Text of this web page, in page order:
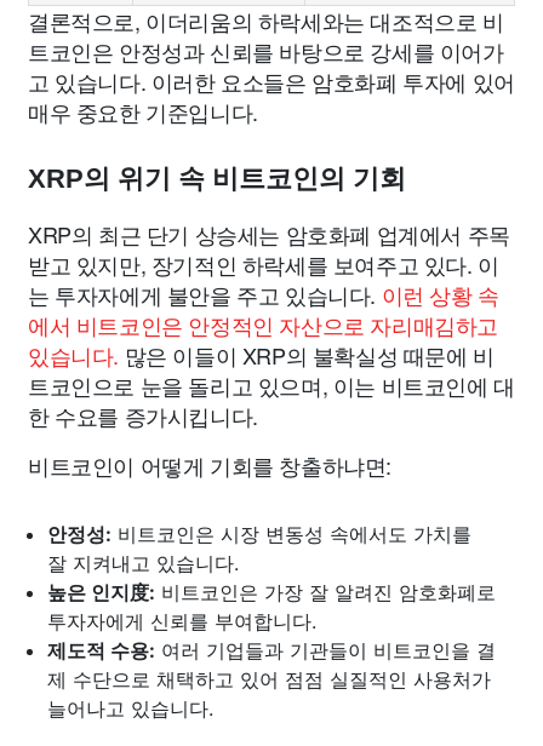
결론적으로, 이더리움의 하락세와는 대조적으로 비
트코인은 안정성과 신뢰를 바탕으로 강세를 이어가
고 있습니다. 이러한 요소들은 암호화폐 투자에 있어
매우 중요한 기준입니다.
XRP의 위기 속 비트코인의 기회
XRP의 최근 단기 상승세는 암호화폐 업계에서 주목
받고 있지만, 장기적인 하락세를 보여주고 있다. 이
는 투자자에게 불안을 주고 있습니다. 이런 상황 속
에서 비트코인은 안정적인 자산으로 자리매김하고
있습니다. 많은 이들이 XRP의 불확실성 때문에 비
트코인으로 눈을 돌리고 있으며, 이는 비트코인에 대
한 수요를 증가시킵니다.
비트코인이 어떻게 기회를 창출하냐면:
안정성: 비트코인은 시장 변동성 속에서도 가치를
잘 지켜내고 있습니다.
높은 인지度: 비트코인은 가장 잘 알려진 암호화폐로
투자자에게 신뢰를 부여합니다.
제도적 수용: 여러 기업들과 기관들이 비트코인을 결
제 수단으로 채택하고 있어 점점 실질적인 사용처가
늘어나고 있습니다.